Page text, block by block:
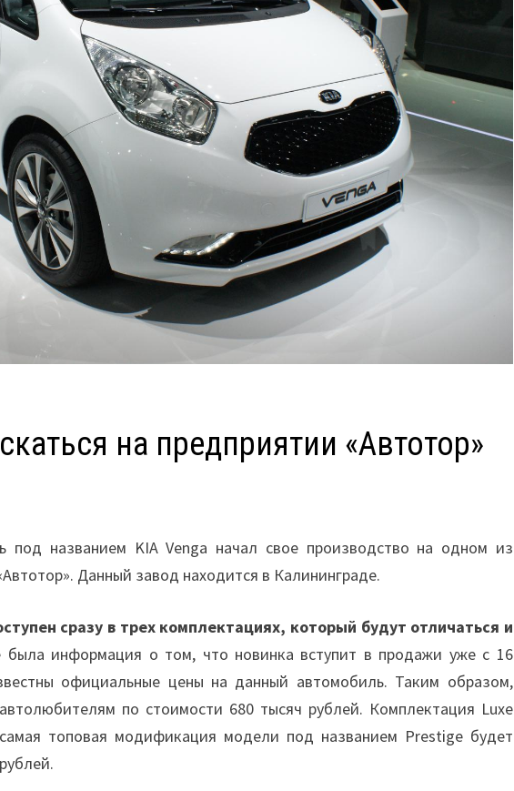
на предприятии «Автотор»
под названием KIA Venga начал свое производство на одном из
Данный завод находится в Калининграде.
сразу в трех комплектациях, который будут отличаться и
была информация о том, что новинка вступит в продажи уже с 16
официальные цены на данный автомобиль. Таким образом,
по стоимости 680 тысяч рублей. Комплектация Luxe
топовая модификация модели под названием Prestige будет